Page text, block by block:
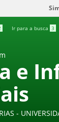
Ir para a busca 3
e
-